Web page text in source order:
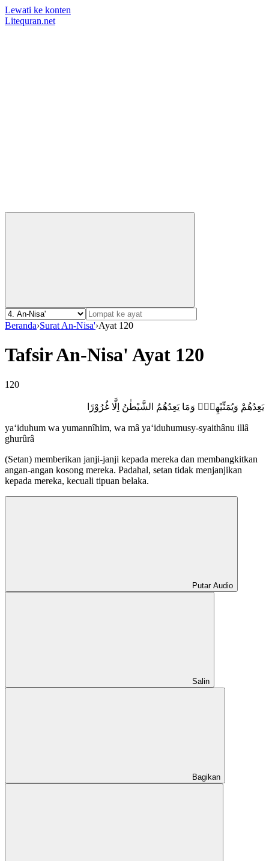
Lewati ke konten
Litequran.net
Beranda›Surat An-Nisa'›Ayat 120
Tafsir An-Nisa' Ayat 120
120
يَعِدُهُمْ وَيُمَنِّيْهِمْۗ وَمَا يَعِدُهُمُ الشَّيْطٰنُ اِلَّا غُرُوْرًا
ya‘iduhum wa yumannîhim, wa mâ ya‘iduhumusy-syaithânu illâ
ghurûrâ
(Setan) memberikan janji-janji kepada mereka dan membangkitkan
angan-angan kosong mereka. Padahal, setan tidak menjanjikan
kepada mereka, kecuali tipuan belaka.
Putar Audio
Salin
Bagikan